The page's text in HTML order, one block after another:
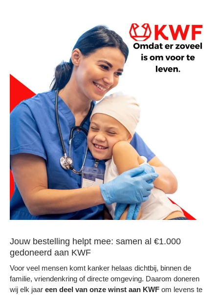
Jouw bestelling helpt mee: samen al €1.000
gedoneerd aan KWF
Voor veel mensen komt kanker helaas dichtbij, binnen de
familie, vriendenkring of directe omgeving. Daarom doneren
wij elk jaar een deel van onze winst aan KWF om levens te